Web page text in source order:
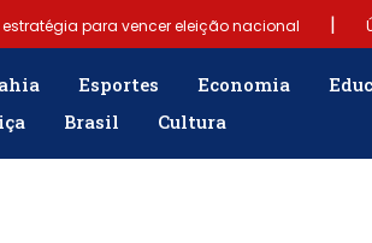
para vencer eleição nacional |
luta em prol dos profissionais de contabilidade
“Tomamos a decisão de caminhar com
dar condições para as pessoas
Esportes Economia
Brasil Cultura